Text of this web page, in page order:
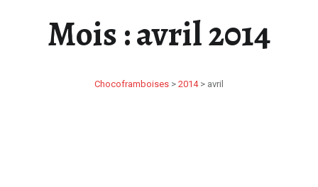
Mois :avril 2014
Chocoframboises > 2014> avril